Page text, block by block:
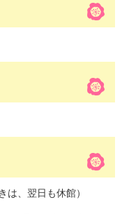
は、翌日も休館）